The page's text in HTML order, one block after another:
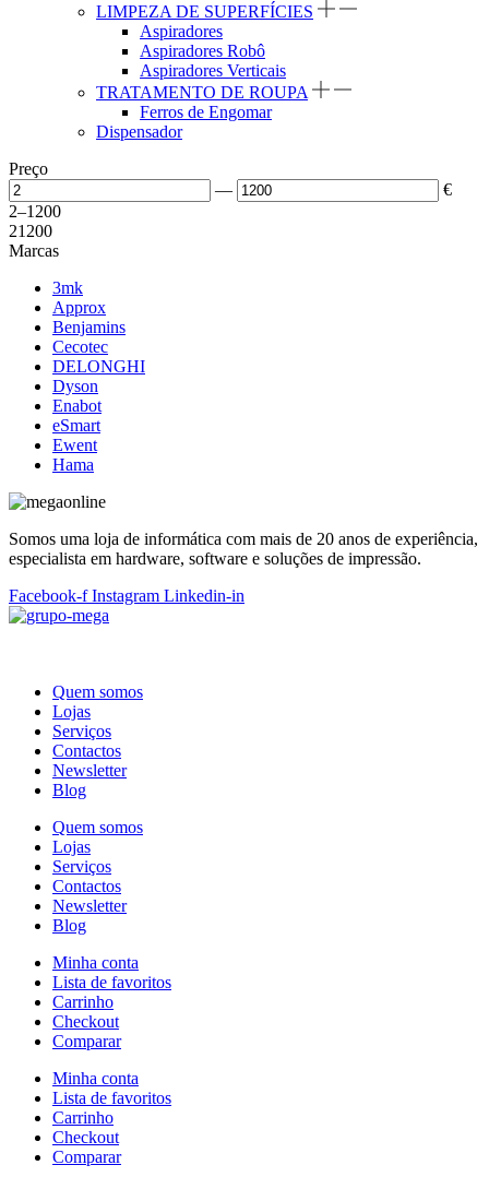
LIMPEZA DE SUPERFÍCIES
Aspiradores
Aspiradores Robô
Aspiradores Verticais
TRATAMENTO DE ROUPA
Ferros de Engomar
Dispensador
Preço
—
€
2–1200
21200
Marcas
3mk
Approx
Benjamins
Cecotec
DELONGHI
Dyson
Enabot
eSmart
Ewent
Hama
Somos uma loja de informática com mais de 20 anos de experiência,
especialista em hardware, software e soluções de impressão.
Facebook-f Instagram Linkedin-in
Quem somos
Lojas
Serviços
Contactos
Newsletter
Blog
Quem somos
Lojas
Serviços
Contactos
Newsletter
Blog
Minha conta
Lista de favoritos
Carrinho
Checkout
Comparar
Minha conta
Lista de favoritos
Carrinho
Checkout
Comparar